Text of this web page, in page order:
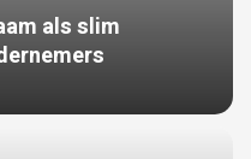
als slim